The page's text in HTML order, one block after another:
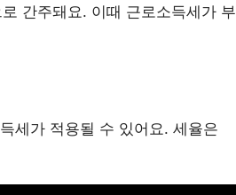
간주돼요. 이때 근로소득세가 부
세가 적용될 수 있어요. 세율은